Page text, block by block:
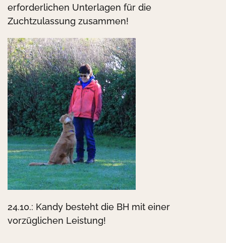
erforderlichen Unterlagen für die
Zuchtzulassung zusammen!
24.10.: Kandy besteht die BH mit einer
vorzüglichen Leistung!